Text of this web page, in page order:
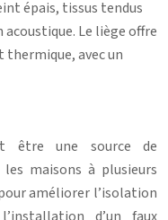
épais, tissus tendus
Le liège offre
avec un
être une source de
maisons à plusieurs
améliorer l’isolation